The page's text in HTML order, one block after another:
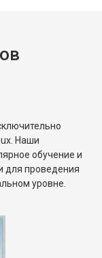
Наши
обучение и
для проведения
уровне.